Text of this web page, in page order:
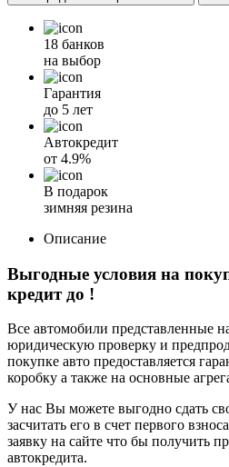
18 банков
на выбор
Гарантия
до 5 лет
Автокредит
от 4.9%
В подарок
зимняя резина
Описание
Выгодные условия на
кредит до !
Все автомобили представленные
юридическую проверку и
покупке авто предоставляется
коробку а также на основные
У нас Вы можете выгодно сдать
засчитать его в счет первого
заявку на сайте что бы получить
автокредита.